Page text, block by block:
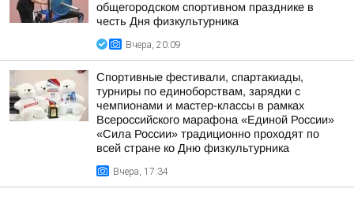
общегородском спортивном празднике в
честь Дня физкультурника
Вчера, 20:09
Спортивные фестивали, спартакиады,
турниры по единоборствам, зарядки с
чемпионами и мастер-классы в рамках
Всероссийского марафона «Единой России»
«Сила России» традиционно проходят по
всей стране ко Дню физкультурника
Вчера, 17:34